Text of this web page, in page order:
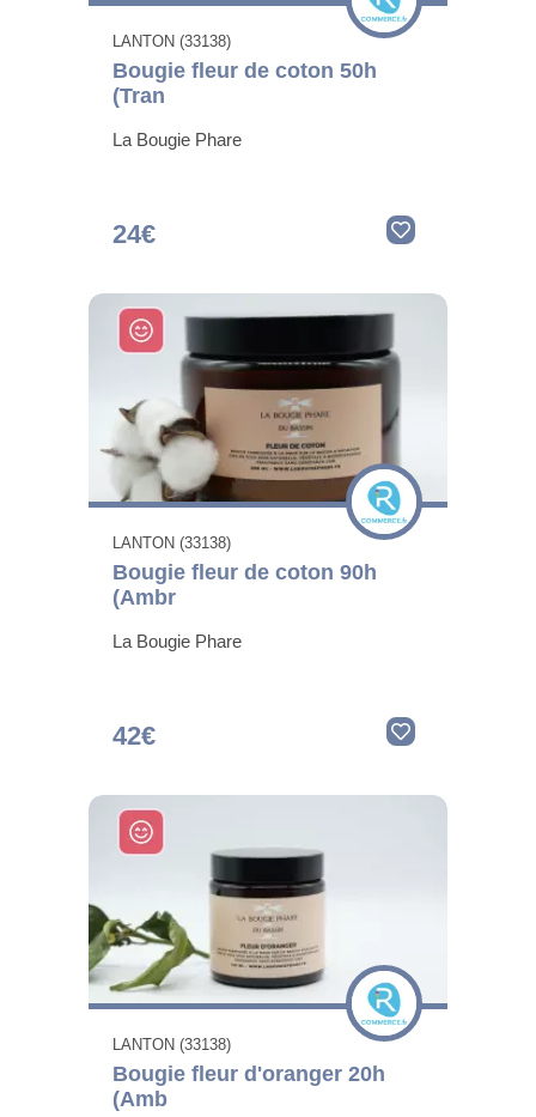
LANTON (33138)
Bougie fleur de coton 50h
(Tran
La Bougie Phare
24€
LANTON (33138)
Bougie fleur de coton 90h
(Ambr
La Bougie Phare
42€
LANTON (33138)
Bougie fleur d'oranger 20h
(Amb